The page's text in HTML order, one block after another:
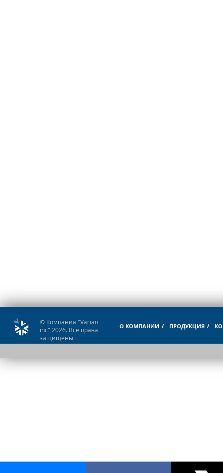
© Компания "Varian
inc" 2026. Все права
защищены.
О КОМПАНИИ ПРОДУКЦИЯ